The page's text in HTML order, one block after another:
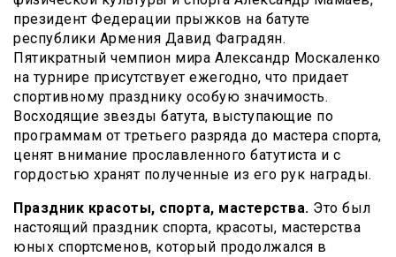
президент Федерации прыжков на батуте
республики Армения Давид Фаградян.
Пятикратный чемпион мира Александр Москаленко
на турнире присутствует ежегодно, что придает
спортивному празднику особую значимость.
Восходящие звезды батута, выступающие по
программам от третьего разряда до мастера спорта,
ценят внимание прославленного батутиста и с
гордостью хранят полученные из его рук награды.
Праздник красоты, спорта, мастерства. Это был
настоящий праздник спорта, красоты, мастерства
юных спортсменов, который продолжался в